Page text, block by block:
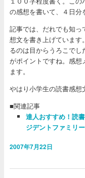
の感想を書いて、４日分
記事では、だれでも知
想文を書き上げていま
るのは目からうろこで
がポイントですね。感
ます。
やはり小学生の読書感想
■関連記事
達人おすすめ！読
ジデントファミリー
2007年7月22日